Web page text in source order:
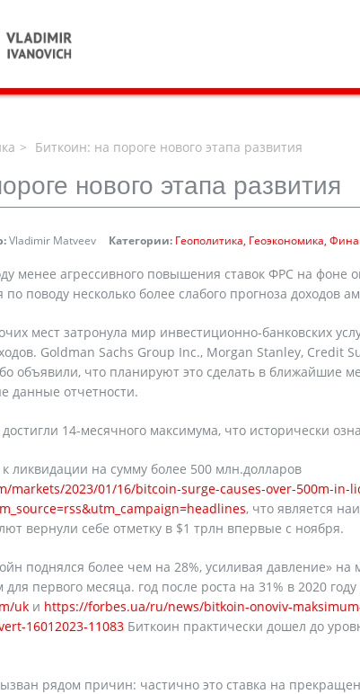
Биткоин: на пороге нового этапа развития
нового этапа развития
Vladimir Matveev Категории: Геополитика Геоэкономика
менее агрессивного повышения ставок ФРС на фоне
поводу несколько более слабого прогноза доходов
мест затронула мир инвестиционно-банковских
Goldman Sachs Group Inc., Morgan Stanley, Credit
объявили, что планируют это сделать в ближайшие
данные отчетности.
14-месячного максимума, что исторически
ликвидации на сумму более 500 млн.долларов
markets/2023/01/16/bitcoin-surge-causes-over-500m-
, что является
вернули себе отметку в $1 трлн впервые с ноября.
поднялся более чем на 28%, усиливая давление» на
первого месяца. год после роста на 31% в 2020
uk и https://forbes.ua/ru/news/bitkoin-onoviv-
16012023-11083 Биткоин практически дошел до
рядом причин: частично это ставка на